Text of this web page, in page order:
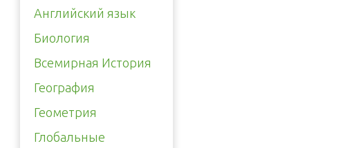
Английский язык
Биология
Всемирная История
География
Геометрия
Глобальные